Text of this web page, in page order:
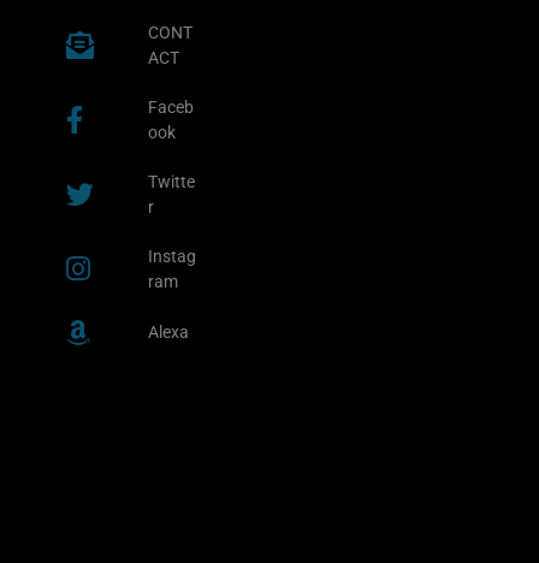
CONT
ACT
Faceb
ook
Twitte
r
Instag
ram
Alexa